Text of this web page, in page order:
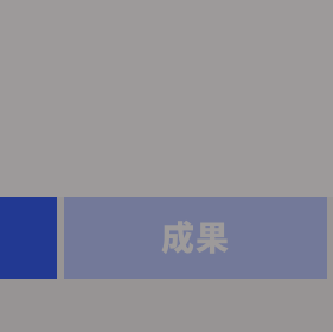
成果